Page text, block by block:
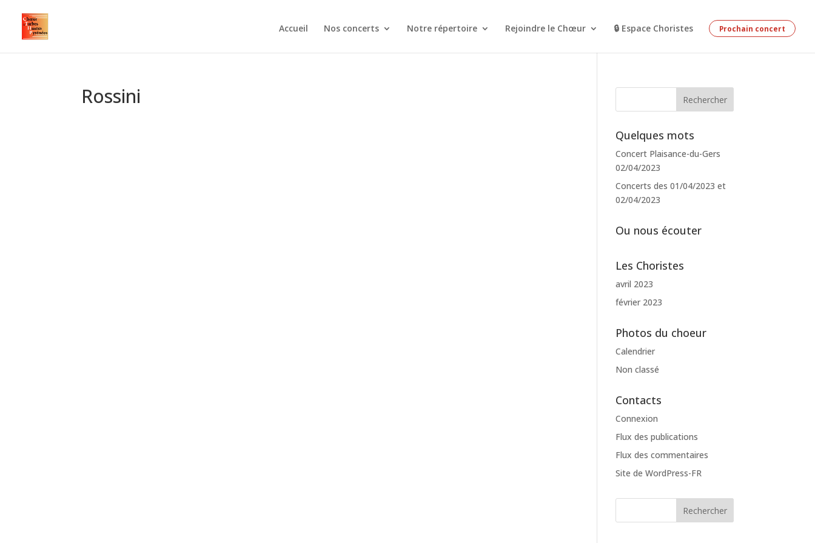
Accueil Nos concerts Notre répertoire Rejoindre le Chœur 🔒 Espace Choristes Prochain concert
Rossini
Quelques mots
Concert Plaisance-du-Gers
02/04/2023
Concerts des 01/04/2023 et
02/04/2023
Ou nous écouter
Les Choristes
avril 2023
février 2023
Photos du choeur
Calendrier
Non classé
Contacts
Connexion
Flux des publications
Flux des commentaires
Site de WordPress-FR